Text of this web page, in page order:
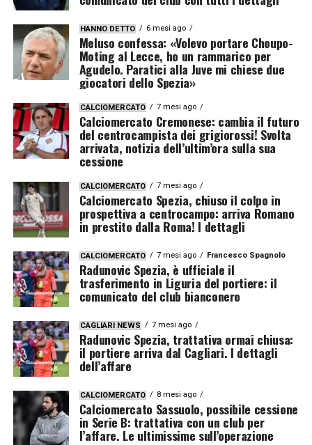
HANNO DETTO 6 mesi ago
Meluso confessa: «Volevo portare Choupo-
Moting al Lecce, ho un rammarico per
Agudelo. Paratici alla Juve mi chiese due
giocatori dello Spezia»
CALCIOMERCATO 7 mesi ago
Calciomercato Cremonese: cambia il futuro
del centrocampista dei grigiorossi! Svolta
arrivata, notizia dell’ultim’ora sulla sua
cessione
CALCIOMERCATO 7 mesi ago
Calciomercato Spezia, chiuso il colpo in
prospettiva a centrocampo: arriva Romano
in prestito dalla Roma! I dettagli
CALCIOMERCATO 7 mesi ago Francesco Spagnolo
Radunovic Spezia, è ufficiale il
trasferimento in Liguria del portiere: il
comunicato del club bianconero
CAGLIARI NEWS 7 mesi ago
Radunovic Spezia, trattativa ormai chiusa:
il portiere arriva dal Cagliari. I dettagli
dell’affare
CALCIOMERCATO 8 mesi ago
Calciomercato Sassuolo, possibile cessione
in Serie B: trattativa con un club per
l’affare. Le ultimissime sull’operazione